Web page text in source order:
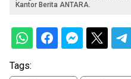
Kantor Berita ANTARA.
Tags: